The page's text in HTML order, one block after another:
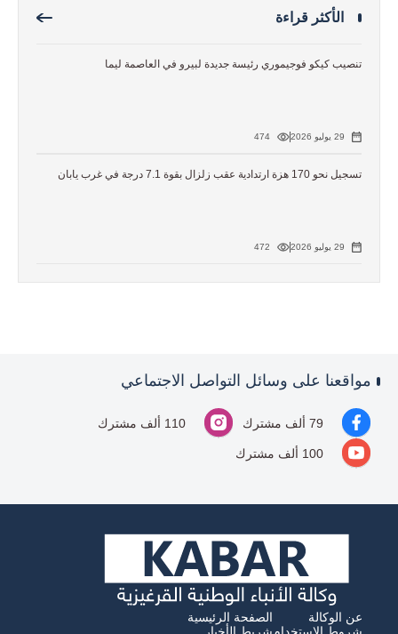
الأكثر قراءة
تنصيب كيكو فوجيموري رئيسة جديدة لبيرو في العاصمة ليما
29 يوليو 2026 474
تسجيل نحو 170 هزة ارتدادية عقب زلزال بقوة 7.1 درجة في غرب يابان
29 يوليو 2026 472
مواقعنا على وسائل التواصل الاجتماعي
79 ألف مشترك 110 ألف مشترك
100 ألف مشترك
عن الوكالة
شروط الاستخدام
الصفحة الرئيسية
شريط الأخبار